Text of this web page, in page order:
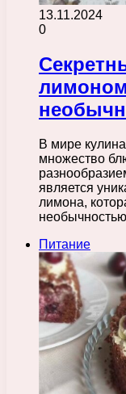
13.11.2024
0
В мире
множество
является
лимона,
Питание